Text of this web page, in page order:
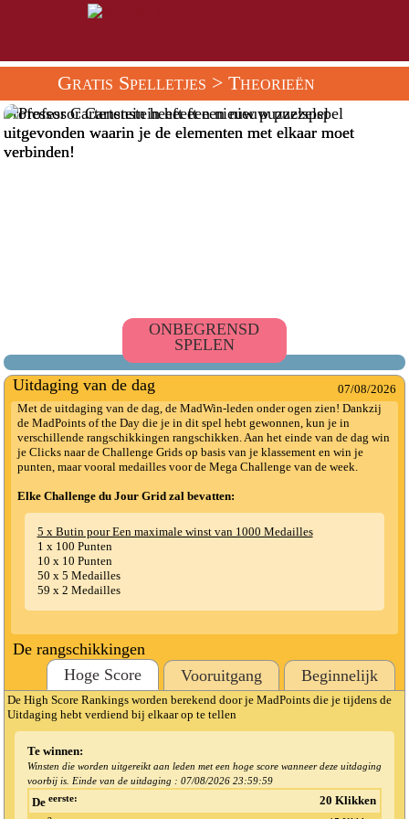
Gratis Spelletjes > Theorieën
Professor Cartenstein heeft een nieuw puzzelspel
uitgevonden waarin je de elementen met elkaar moet
verbinden!
ONBEGRENSD
SPELEN
Uitdaging van de dag
07/08/2026
Met de uitdaging van de dag, de MadWin-leden onder ogen zien! Dankzij
de MadPoints of the Day die je in dit spel hebt gewonnen, kun je in
verschillende rangschikkingen rangschikken. Aan het einde van de dag win
je Clicks naar de Challenge Grids op basis van je klassement en win je
punten, maar vooral medailles voor de Mega Challenge van de week.
Elke Challenge du Jour Grid zal bevatten:
5 x Butin pour Een maximale winst van 1000 Medailles
1 x 100 Punten
10 x 10 Punten
50 x 5 Medailles
59 x 2 Medailles
De rangschikkingen
Hoge Score
Vooruitgang Beginnelijk
De High Score Rankings worden berekend door je MadPoints die je tijdens de
Uitdaging hebt verdiend bij elkaar op te tellen
Te winnen:
Winsten die worden uitgereikt aan leden met een hoge score wanneer deze uitdaging
voorbij is. Einde van de uitdaging : 07/08/2026 23:59:59
Deeerste: 20 Klikken